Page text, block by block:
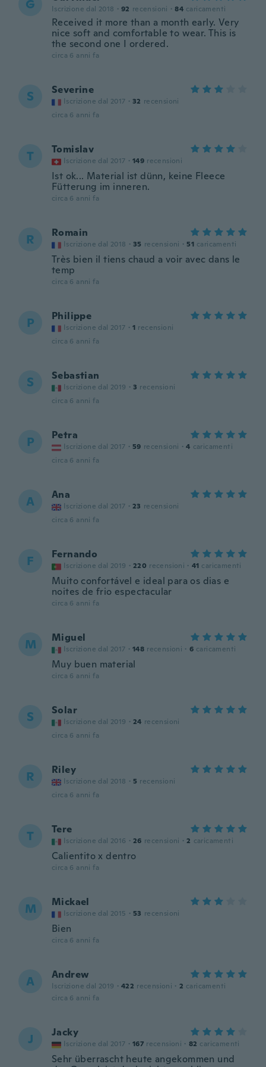
G Iscrizione dal 2018 · 92 recensioni · 84 caricamenti
Received it more than a month early. Very
nice soft and comfortable to wear. This is
the second one I ordered.
circa 6 anni fa
S Severine
Iscrizione dal 2017 · 32 recensioni
circa 6 anni fa
T Tomislav
Iscrizione dal 2017 · 149 recensioni
Ist ok... Material ist dünn, keine Fleece
Fütterung im inneren.
circa 6 anni fa
R Romain
Iscrizione dal 2018 · 35 recensioni · 51 caricamenti
Très bien il tiens chaud a voir avec dans le
temp
circa 6 anni fa
P Philippe
Iscrizione dal 2017 · 1 recensioni
circa 6 anni fa
S Sebastian
Iscrizione dal 2019 · 3 recensioni
circa 6 anni fa
P Petra
Iscrizione dal 2017 · 59 recensioni · 4 caricamenti
circa 6 anni fa
A Ana
Iscrizione dal 2017 · 23 recensioni
circa 6 anni fa
F Fernando
Iscrizione dal 2019 · 220 recensioni · 41 caricamenti
Muito confortável e ideal para os dias e
noites de frio espectacular
circa 6 anni fa
M Miguel
Iscrizione dal 2017 · 148 recensioni · 6 caricamenti
Muy buen material
circa 6 anni fa
S Solar
Iscrizione dal 2019 · 24 recensioni
circa 6 anni fa
R Riley
Iscrizione dal 2018 · 5 recensioni
circa 6 anni fa
T Tere
Iscrizione dal 2016 · 26 recensioni · 2 caricamenti
Calientito x dentro
circa 6 anni fa
M Mickael
Iscrizione dal 2015 · 53 recensioni
Bien
circa 6 anni fa
A Andrew
Iscrizione dal 2019 · 422 recensioni · 2 caricamenti
circa 6 anni fa
J Jacky
Iscrizione dal 2017 · 167 recensioni · 82 caricamenti
Sehr überrascht heute angekommen und